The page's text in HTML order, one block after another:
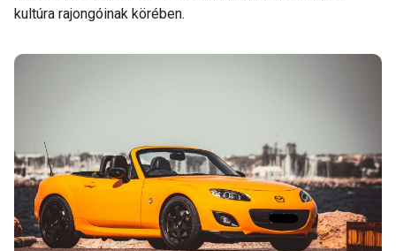
kultúra rajongóinak körében.